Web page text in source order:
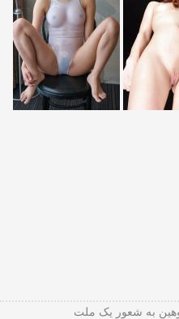
به شعور یک ملت